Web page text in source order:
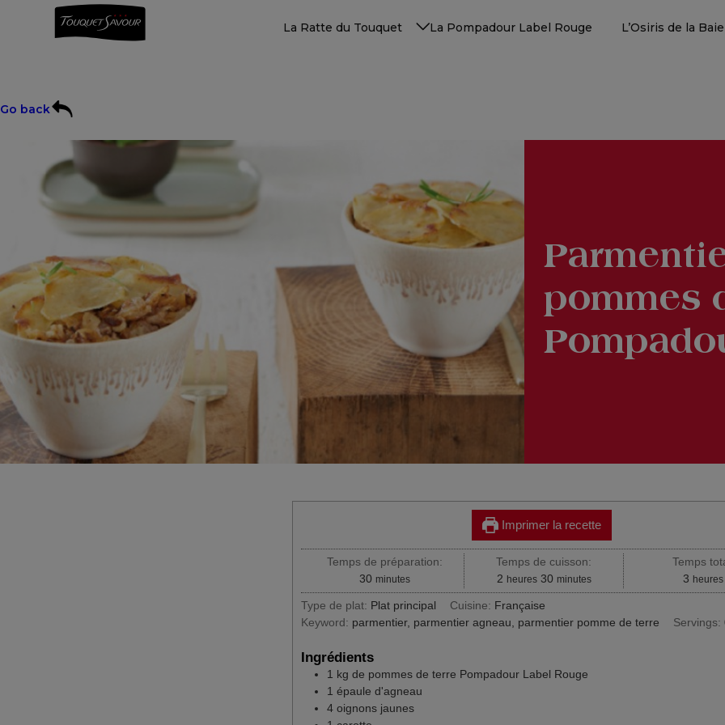
La Ratte du Touquet La Pompadour Label Rouge L’Osiris de la
Go back
pommes
Parmentier d'agneau aux pommes de terre
Imprimer la recette
Temps de préparation:
30minutes
minutes
Temps de cuisson:
2heures
heures 30minutes
minutes
Temps
3 heures
heures
Type de plat: Plat principal Cuisine: Française
Keyword: parmentier, parmentier agneau, parmentier pomme de terre Servings:
Ingrédients
1 kg de pommes de terre Pompadour Label Rouge
1 épaule d'agneau
4 oignons jaunes